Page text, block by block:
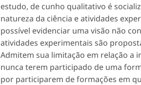
estudo, de cunho qualitativo é
natureza da ciência e atividades
possível evidenciar uma visão não
atividades experimentais são
Admitem sua limitação em relação a
nunca terem participado de uma
por participarem de formações em